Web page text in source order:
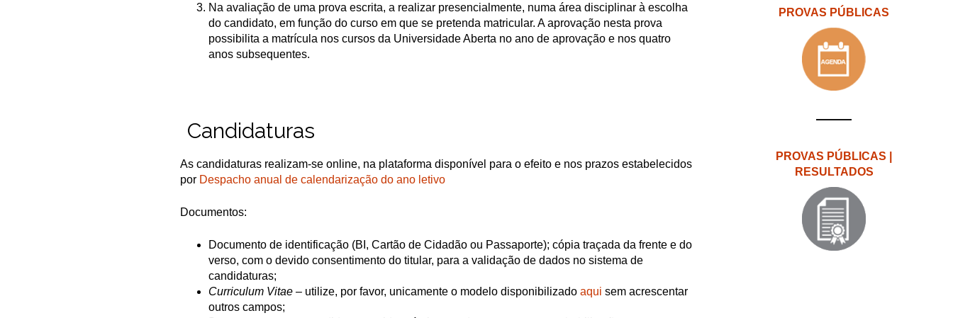
Na avaliação de uma prova escrita, a realizar presencialmente, numa área disciplinar à escolha
do candidato, em função do curso em que se pretenda matricular. A aprovação nesta prova
possibilita a matrícula nos cursos da Universidade Aberta no ano de aprovação e nos quatro
anos subsequentes.
Candidaturas
As candidaturas realizam-se online, na plataforma disponível para o efeito e nos prazos estabelecidos
por Despacho anual de calendarização do ano letivo
Documentos:
Documento de identificação (BI, Cartão de Cidadão ou Passaporte); cópia traçada da frente e do
verso, com o devido consentimento do titular, para a validação de dados no sistema de
candidaturas;
Curriculum Vitae – utilize, por favor, unicamente o modelo disponibilizado aqui sem acrescentar
outros campos;
PROVAS PÚBLICAS
PROVAS PÚBLICAS |
RESULTADOS